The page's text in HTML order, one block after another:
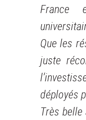
France
Que les
juste
déployés
Très